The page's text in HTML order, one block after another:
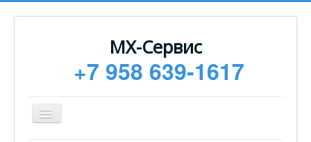
МХ-Сервис
+7 958 639-1617
Toggle
Navigation